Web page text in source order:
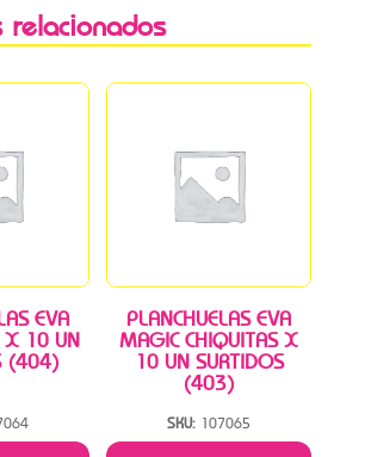
relacionados
EVA
X 10 UN
(404)
PLANCHUELAS EVA
MAGIC CHIQUITAS X
10 UN SURTIDOS
(403)
SKU: 107065